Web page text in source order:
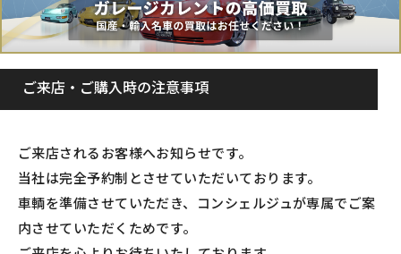
ご来店・ご購入時の注意事項
ご来店されるお客様へお知らせです。
当社は完全予約制とさせていただいております。
車輌を準備させていただき、コンシェルジュが専属でご案
内させていただくためです。